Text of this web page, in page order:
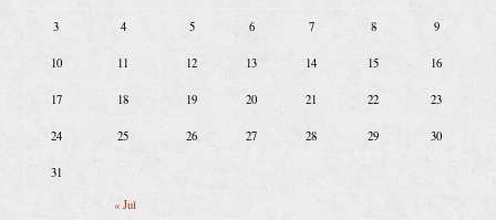
« Jul
3 4 5 6 7 8 9
10 11 12 13 14 15 16
17 18 19 20 21 22 23
24 25 26 27 28 29 30
31